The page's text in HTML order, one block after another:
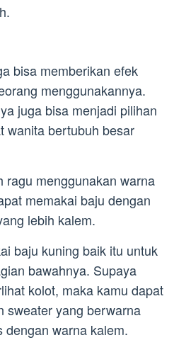
bisa memberikan efek
menggunakannya.
juga bisa menjadi pilihan
wanita bertubuh besar
ragu menggunakan warna
memakai baju dengan
lebih kalem.
baju kuning baik itu untuk
bawahnya. Supaya
kolot, maka kamu dapat
sweater yang berwarna
dengan warna kalem.